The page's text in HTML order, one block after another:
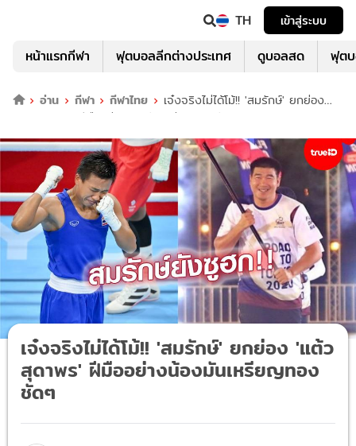
TH เข้าสู่ระบบ
หน้าแรกกีฬา ฟุตบอลลีกต่างประเทศ ดูบอลสด ฟุต
อ่าน กีฬา กีฬาไทย
เจ๋งจริงไม่ได้โม้!! 'สมรักษ์' ยกย่อง
'แต้ว สุดาพร' ฝีมืออย่างน้องมันเหรียญทองชัดๆ
เจ๋งจริงไม่ได้โม้!! 'สมรักษ์' ยกย่อง 'แต้ว
สุดาพร' ฝีมืออย่างน้องมันเหรียญทอง
ชัดๆ